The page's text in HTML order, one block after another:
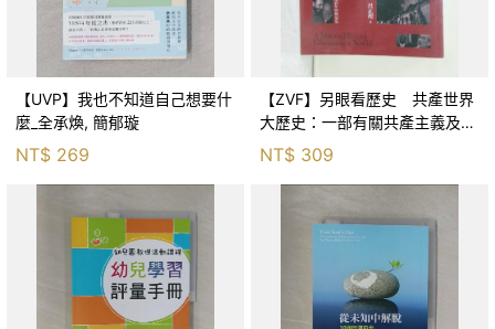
【UVP】我也不知道自己想要什
麼_全承煥, 簡郁璇
NT$ 269
【ZVF】另眼看歷史 共產世界
大歷史：一部有關共產主義及共
產黨兩百年的興衰史_呂正理
NT$ 309